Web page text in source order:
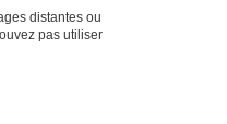
distantes ou
pas utiliser